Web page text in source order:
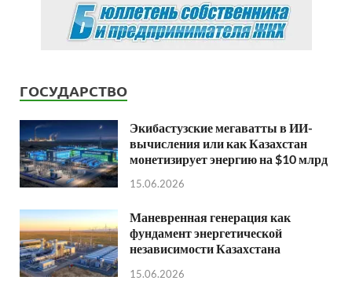
ГОСУДАРСТВО
Экибастузские мегаватты в ИИ-
вычисления или как Казахстан
монетизирует энергию на $10 млрд
15.06.2026
Маневренная генерация как
фундамент энергетической
независимости Казахстана
15.06.2026